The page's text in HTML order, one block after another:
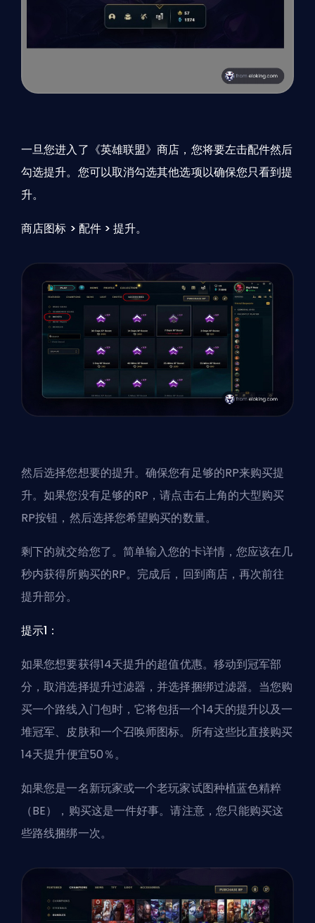
一旦您进入了《英雄联盟》商店，您将要左击配件然后
勾选提升。您可以取消勾选其他选项以确保您只看到提
升。
商店图标 > 配件 > 提升。
然后选择您想要的提升。确保您有足够的RP来购买提
升。如果您没有足够的RP，请点击右上角的大型购买
RP按钮，然后选择您希望购买的数量。
剩下的就交给您了。简单输入您的卡详情，您应该在几
秒内获得所购买的RP。完成后，回到商店，再次前往
提升部分。
提示1：
如果您想要获得14天提升的超值优惠。移动到冠军部
分，取消选择提升过滤器，并选择捆绑过滤器。当您购
买一个路线入门包时，它将包括一个14天的提升以及一
堆冠军、皮肤和一个召唤师图标。所有这些比直接购买
14天提升便宜50％。
如果您是一名新玩家或一个老玩家试图种植蓝色精粹
（BE），购买这是一件好事。请注意，您只能购买这
些路线捆绑一次。